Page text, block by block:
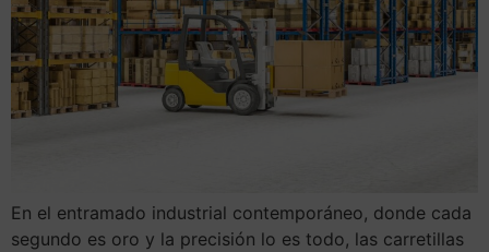
En el entramado industrial contemporáneo, donde cada
segundo es oro y la precisión lo es todo, las carretillas